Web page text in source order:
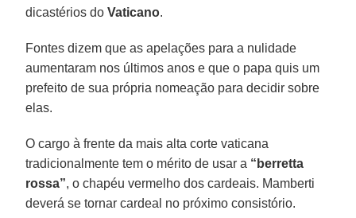
dicastérios doVaticano.
Fontes dizem que as apelações para a nulidade
aumentaram nos últimos anos e que o papa quis um
prefeito de sua própria nomeação para decidir sobre
elas.
O cargo à frente da mais alta corte vaticana
tradicionalmente tem o mérito de usar a “berretta
rossa”, o chapéu vermelho dos cardeais. Mamberti
deverá se tornar cardeal no próximo consistório.